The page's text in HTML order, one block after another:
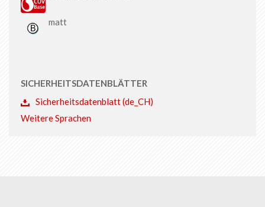
matt
SICHERHEITSDATENBLÄTTER
Sicherheitsdatenblatt (de_CH)
Weitere Sprachen